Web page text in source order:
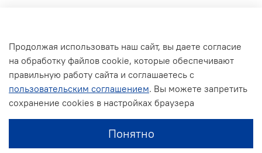
Публичная оферта
Согласие на обработку персональных данных для
сайта
Политика конфиденциальности
Условия обмена и возврата
Продолжая использовать наш сайт, вы даете согласие
на обработку файлов cookie, которые обеспечивают
правильную работу сайта и соглашаетесь с
пользовательским соглашением. Вы можете запретить
сохранение cookies в настройках браузера
Понятно